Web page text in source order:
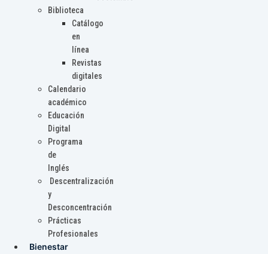
Biblioteca
Catálogo
en
línea
Revistas
digitales
Calendario
académico
Educación
Digital
Programa
de
Inglés
Descentralización
y
Desconcentración
Prácticas
Profesionales
Bienestar